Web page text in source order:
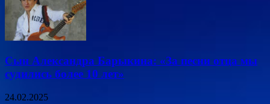
Сын Александра Барыкина: «За песни отца мы
судились более 10 лет»
24.02.2025